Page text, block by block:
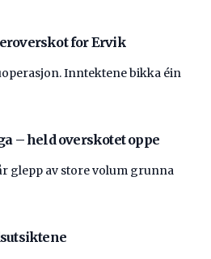
for Ervik
Inntektene bikka éin
– held overskotet oppe
glepp av store volum grunna